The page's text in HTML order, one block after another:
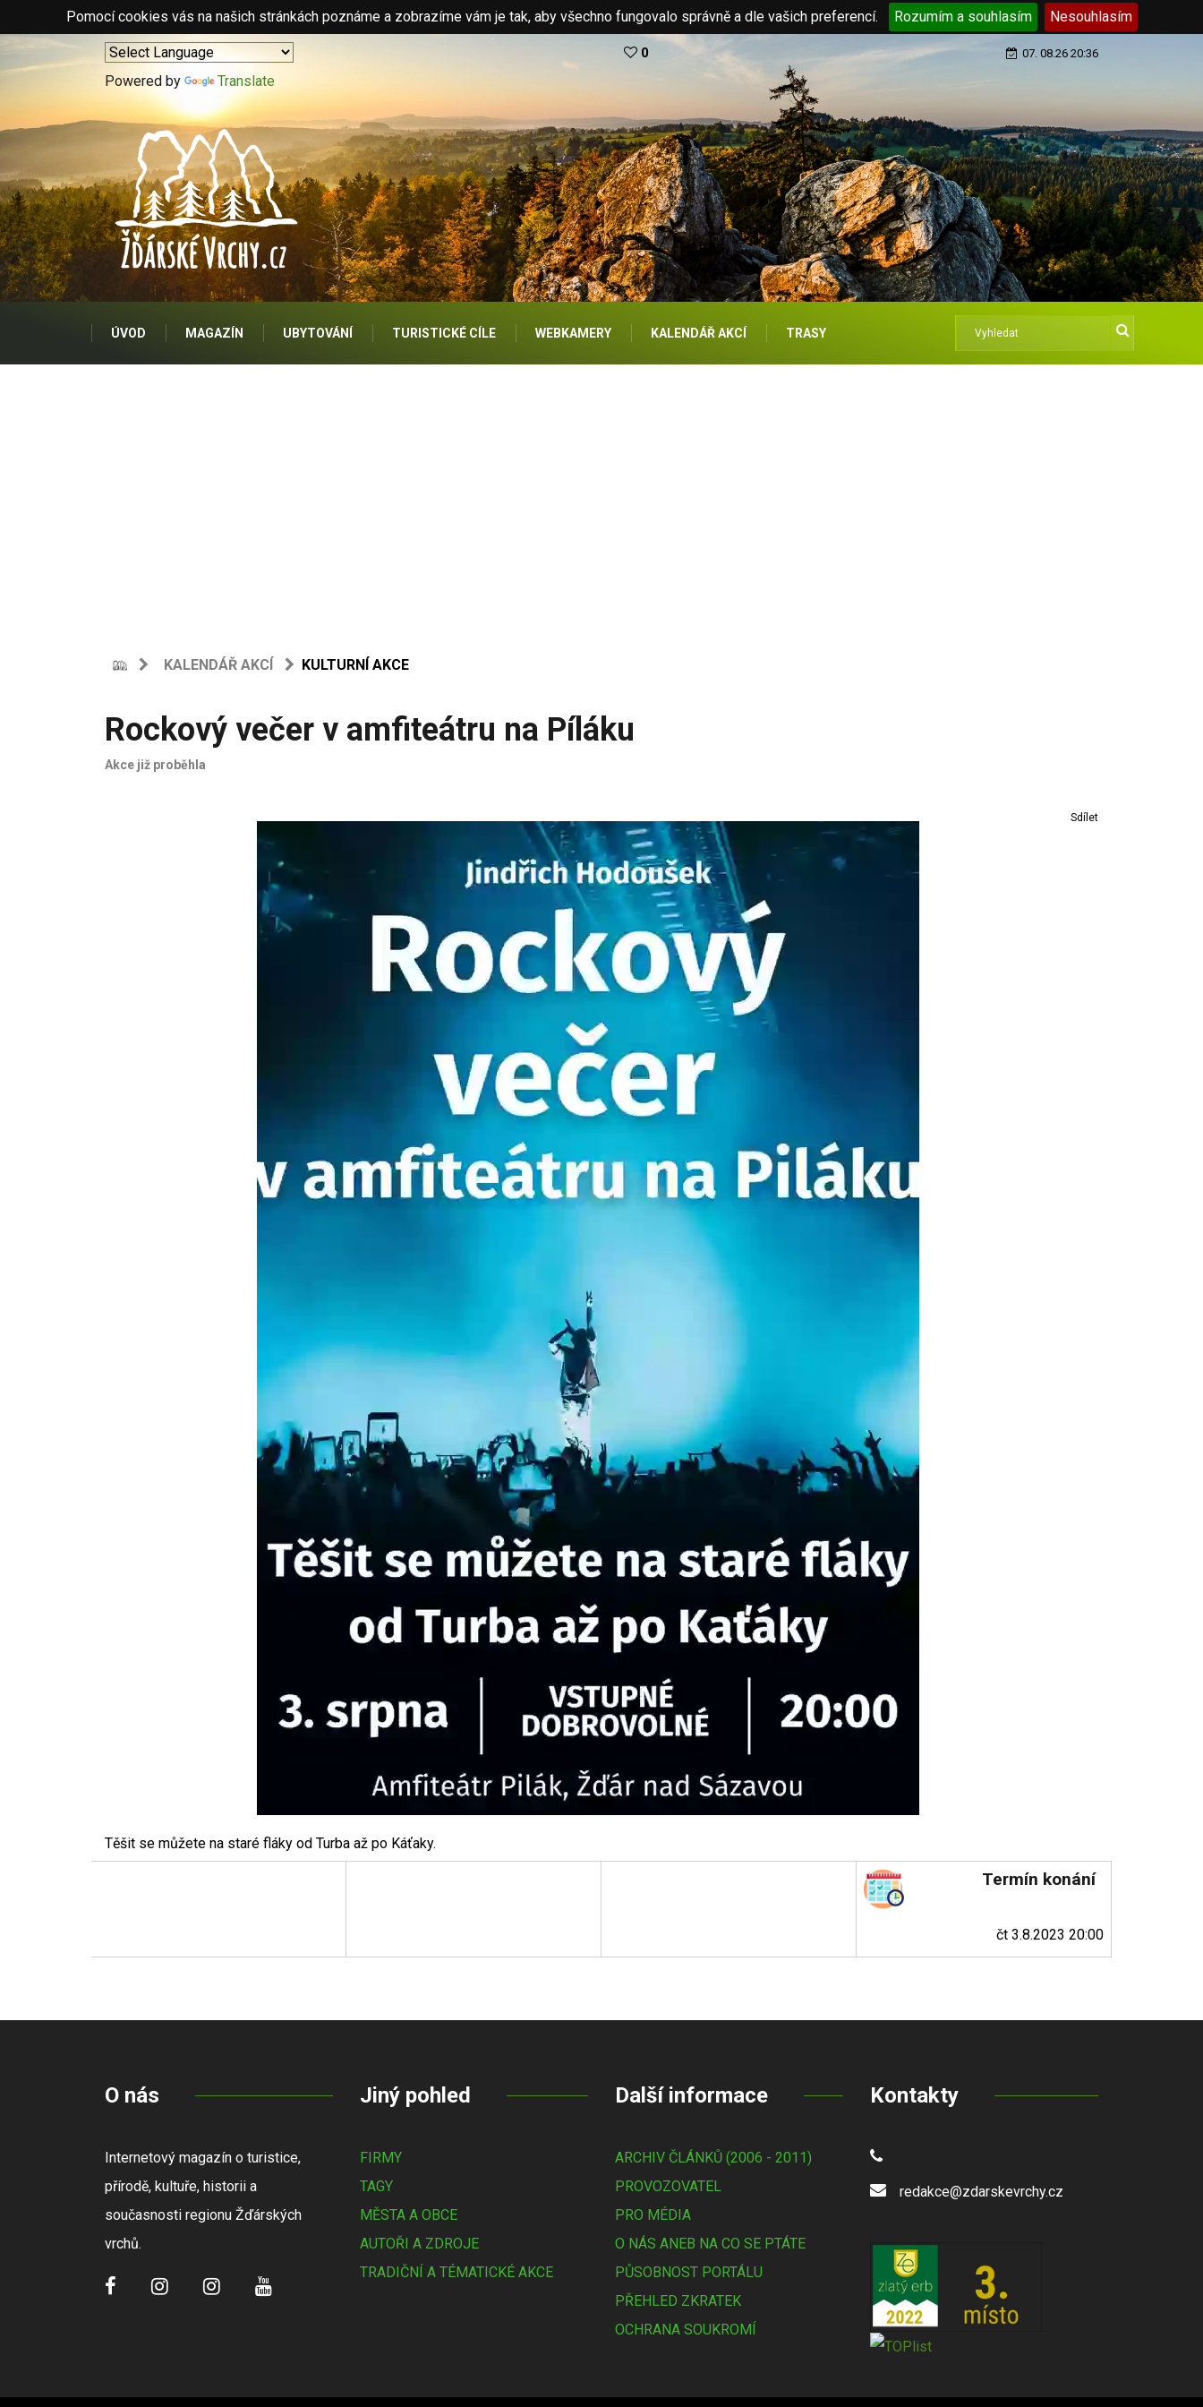
Pomocí cookies vás na našich stránkách poznáme a zobrazíme vám je tak, aby všechno fungovalo správně a dle vašich preferencí. Rozumím a souhlasím Nesouhlasím
Powered by Translate
0 07. 08.26 20:36
ÚVOD MAGAZÍN UBYTOVÁNÍ TURISTICKÉ CÍLE WEBKAMERY KALENDÁŘ AKCÍ TRASY
KALENDÁŘ AKCÍ KULTURNÍ AKCE
Rockový večer v amfiteátru na Píláku
Akce již proběhla
Sdílet
Těšit se můžete na staré fláky od Turba až po Káťaky.
Termín konání
čt 3.8.2023 20:00
O nás
Internetový magazín o turistice,
přírodě, kultuře, historii a
současnosti regionu Žďárských
vrchů.
Jiný pohled
FIRMY
TAGY
MĚSTA A OBCE
AUTOŘI A ZDROJE
TRADIČNÍ A TÉMATICKÉ AKCE
Další informace
ARCHIV ČLÁNKŮ (2006 - 2011)
PROVOZOVATEL
PRO MÉDIA
O NÁS ANEB NA CO SE PTÁTE
PŮSOBNOST PORTÁLU
PŘEHLED ZKRATEK
OCHRANA SOUKROMÍ
Kontakty
redakce@zdarskevrchy.cz